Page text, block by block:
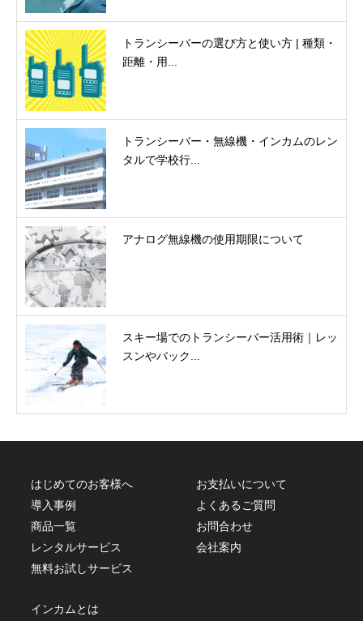
トランシーバーの選び方と使い方 | 種類・
距離・用...
トランシーバー・無線機・インカムのレン
タルで学校行...
アナログ無線機の使用期限について
スキー場でのトランシーバー活用術｜レッ
スンやバック...
はじめてのお客様へ
導入事例
商品一覧
レンタルサービス
無料お試しサービス
お支払いについて
よくあるご質問
お問合わせ
会社案内
インカムとは